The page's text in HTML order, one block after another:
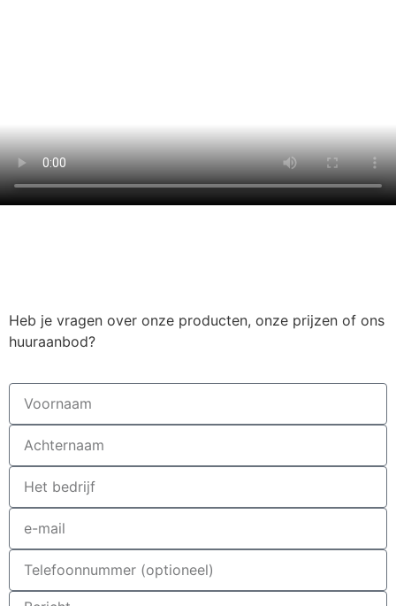
Heb je vragen over onze producten, onze prijzen of ons
huuraanbod?